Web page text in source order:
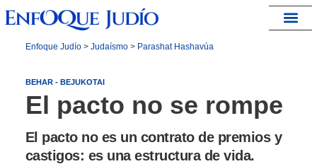
Enfoque Judío> Judaísmo> Parashat Hashavúa
BEHAR - BEJUKOTAI
El pacto no se rompe
El pacto no es un contrato de premios y
castigos: es una estructura de vida.